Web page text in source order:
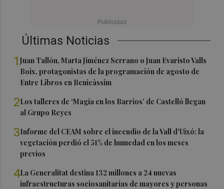
Últimas Noticias
1Juan Tallón, Marta Jiménez Serrano o Juan Evaristo Valls
Boix, protagonistas de la programación de agosto de
Entre Libros en Benicàssim
2Los talleres de ‘Magia en los Barrios’ de Castelló llegan
al Grupo Reyes
3Informe del CEAM sobre el incendio de la Vall d'Uixó: la
vegetación perdió el 51% de humedad en los meses
previos
4La Generalitat destina 132 millones a 24 nuevas
infraestructuras sociosanitarias de mayores y personas